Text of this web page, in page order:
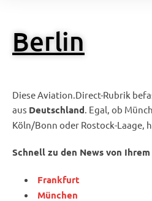
Berlin
Diese Aviation.Direct-Rubrik
aus Deutschland. Egal, ob
Köln/Bonn oder Rostock-Laage,
Schnell zu den News von
Frankfurt
München